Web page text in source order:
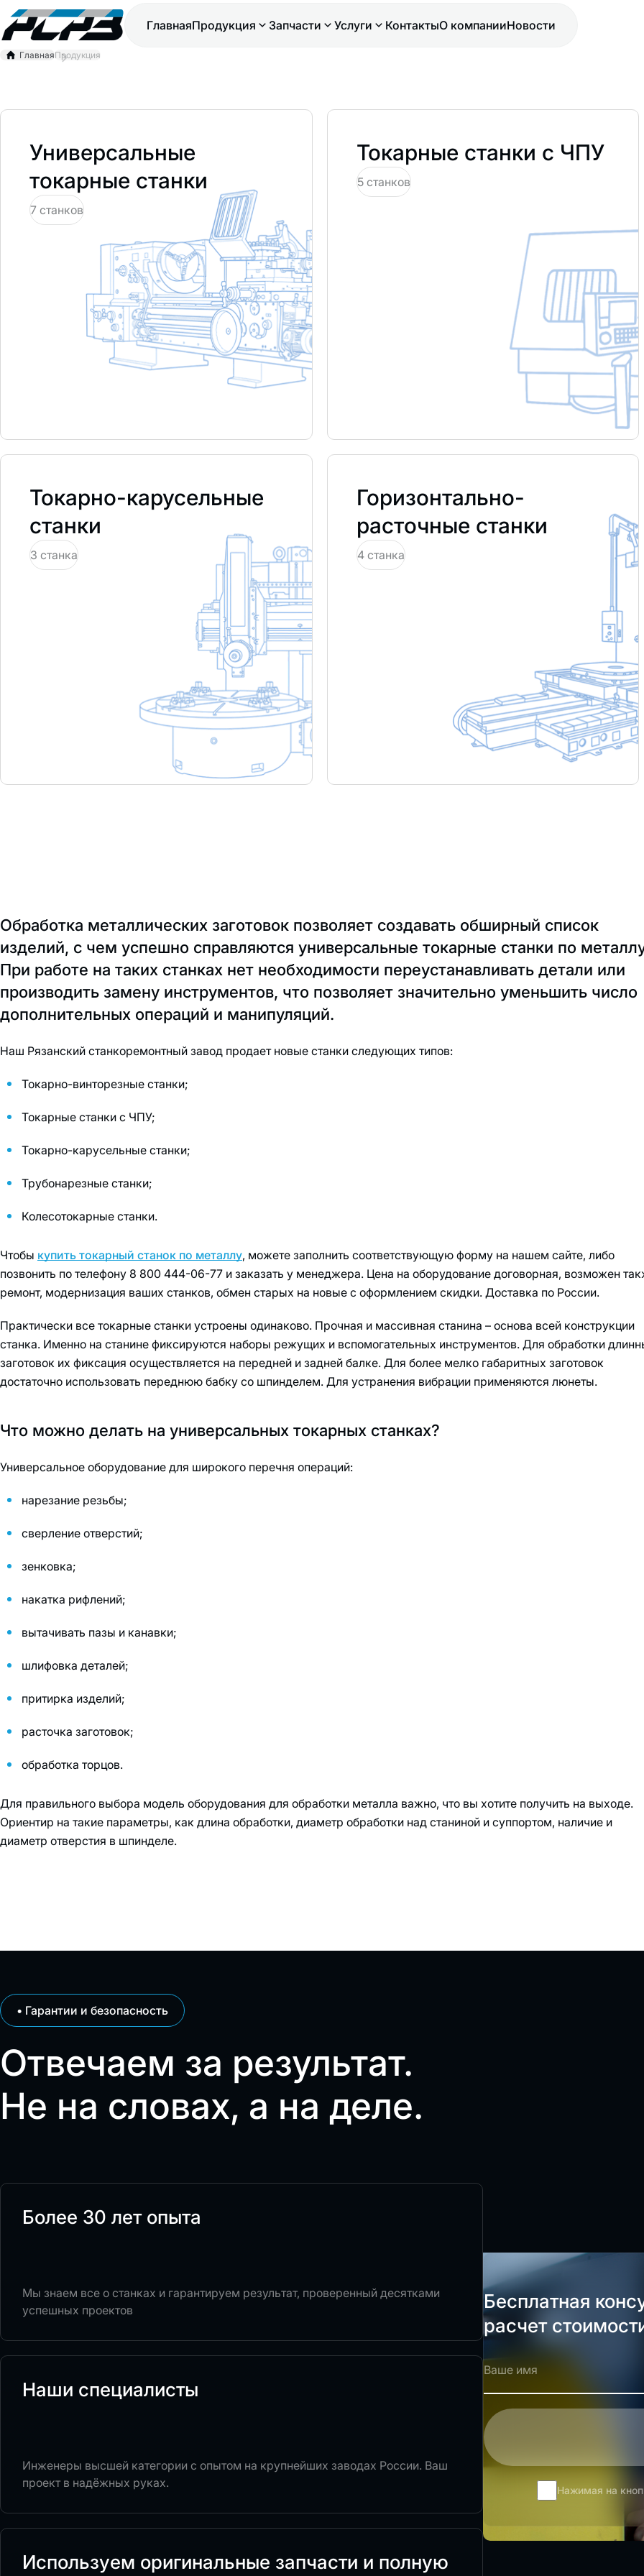
ГлавнаяПродукция Запчасти Услуги КонтактыО компанииНовости
ГлавнаяПродукция
Универсальные
токарные станки
7 станков
Токарные станки с ЧПУ
5 станков
Токарно-карусельные
станки
3 станка
Горизонтально-
расточные станки
4 станка
Обработка металлических заготовок позволяет создавать обширный список
изделий, с чем успешно справляются универсальные токарные станки по
При работе на таких станках нет необходимости переустанавливать детали или
производить замену инструментов, что позволяет значительно уменьшить число
дополнительных операций и манипуляций.
Наш Рязанский станкоремонтный завод продает новые станки следующих типов:
Токарно-винторезные станки;
Токарные станки с ЧПУ;
Токарно-карусельные станки;
Трубонарезные станки;
Колесотокарные станки.
Чтобы купить токарный станок по металлу, можете заполнить соответствующую форму на нашем сайте, либо
позвонить по телефону 8 800 444-06-77 и заказать у менеджера. Цена на оборудование договорная, возможен
ремонт, модернизация ваших станков, обмен старых на новые с оформлением скидки. Доставка по России.
Практически все токарные станки устроены одинаково. Прочная и массивная станина – основа всей конструкции
станка. Именно на станине фиксируются наборы режущих и вспомогательных инструментов. Для обработки
заготовок их фиксация осуществляется на передней и задней балке. Для более мелко габаритных заготовок
достаточно использовать переднюю бабку со шпинделем. Для устранения вибрации применяются люнеты.
Что можно делать на универсальных токарных станках?
Универсальное оборудование для широкого перечня операций:
нарезание резьбы;
сверление отверстий;
зенковка;
накатка рифлений;
вытачивать пазы и канавки;
шлифовка деталей;
притирка изделий;
расточка заготовок;
обработка торцов.
Для правильного выбора модель оборудования для обработки металла важно, что вы хотите получить на выходе.
Ориентир на такие параметры, как длина обработки, диаметр обработки над станиной и суппортом, наличие и
диаметр отверстия в шпинделе.
• Гарантии и безопасность
Отвечаем за результат.
Не на словах, а на деле.
Более 30 лет опыта
Мы знаем все о станках и гарантируем результат, проверенный десятками
успешных проектов
Наши специалисты
Инженеры высшей категории с опытом на крупнейших заводах России. Ваш
проект в надёжных руках.
Используем оригинальные запчасти и полную
Бесплатная
расчет
Нажимая на